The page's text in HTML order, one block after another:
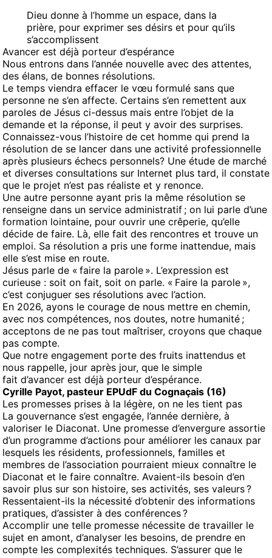
Dieu donne à l’homme un espace, dans la
prière, pour exprimer ses désirs et pour qu’ils
s’accomplissent
Avancer est déjà porteur d’espérance
Nous entrons dans l’année nouvelle avec des attentes,
des élans, de bonnes résolutions.
Le temps viendra effacer le vœu formulé sans que
personne ne s’en affecte. Certains s’en remettent aux
paroles de Jésus ci-dessus mais entre l’objet de la
demande et la réponse, il peut y avoir des surprises.
Connaissez-vous l’histoire de cet homme qui prend la
résolution de se lancer dans une activité professionnelle
après plusieurs échecs personnels? Une étude de marché
et diverses consultations sur Internet plus tard, il constate
que le projet n’est pas réaliste et y renonce.
Une autre personne ayant pris la même résolution se
renseigne dans un service administratif ; on lui parle d’une
formation lointaine, pour ouvrir une crêperie, qu’elle
décide de faire. Là, elle fait des rencontres et trouve un
emploi. Sa résolution a pris une forme inattendue, mais
elle s’est mise en route.
Jésus parle de « faire la parole ». L’expression est
curieuse : soit on fait, soit on parle. « Faire la parole »,
c’est conjuguer ses résolutions avec l’action.
En 2026, ayons le courage de nous mettre en chemin,
avec nos compétences, nos doutes, notre humanité ;
acceptons de ne pas tout maîtriser, croyons que chaque
pas compte.
Que notre engagement porte des fruits inattendus et
nous rappelle, jour après jour, que le simple
fait d’avancer est déjà porteur d’espérance.
Cyrille Payot, pasteur EPUdF du Cognaçais (16)
Les promesses prises à la légère, on ne les tient pas
La gouvernance s’est engagée, l’année dernière, à
valoriser le Diaconat. Une promesse d’envergure assortie
d’un programme d’actions pour améliorer les canaux par
lesquels les résidents, professionnels, familles et
membres de l’association pourraient mieux connaître le
Diaconat et le faire connaître. Avaient-ils besoin d’en
savoir plus sur son histoire, ses activités, ses valeurs ?
Ressentaient-ils la nécessité d’obtenir des informations
pratiques, d’assister à des conférences ?
Accomplir une telle promesse nécessite de travailler le
sujet en amont, d’analyser les besoins, de prendre en
compte les complexités techniques. S’assurer que le